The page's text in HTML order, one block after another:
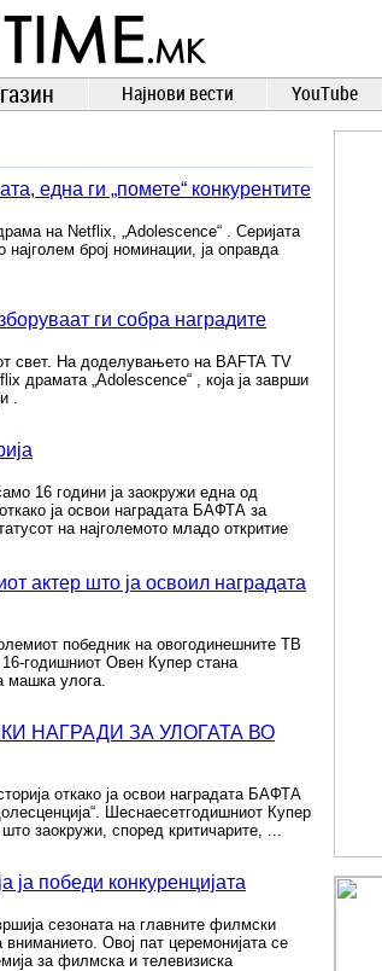
TIME.mk
ВЕСТИ
NEWSНајнови вести YouTube
една ги „помете“ конкурентите
на Netflix, „Adolescence“ . Серијата
број номинации, ја оправда
ги собра наградите
свет. На доделувањето на BAFTA TV
драмата „Adolescence“ , која ја заврши
.
16 години ја заокружи една од
ја освои наградата БАФТА за
на најголемото младо откритие
актер што ја освоил наградата
победник на овогодинешните ТВ
годишниот Овен Купер стана
машка улога.
НАГРАДИ ЗА УЛОГАТА ВО
откако ја освои наградата БАФТА
Шеснаесетгодишниот Купер
заокружи, според критичарите, ...
победи конкуренцијата
сезоната на главните филмски
Овој пат церемонијата се
за филмска и телевизиска